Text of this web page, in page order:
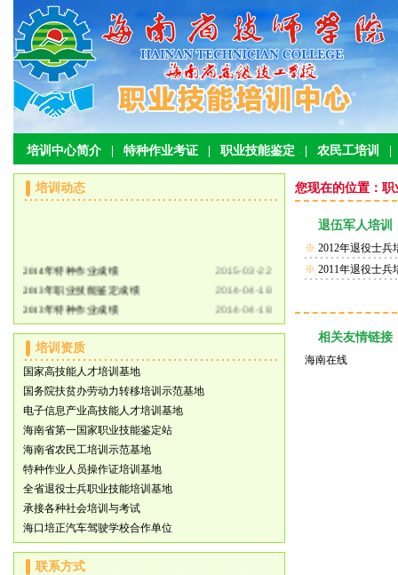
培训中心简介 特种作业考证 职业技能鉴定 农民工培训
培训动态
2014年特种作业成绩
2015-03-22
2013年职业技能鉴定成绩
2014-04-18
2013年特种作业成绩
2014-04-18
2012年特种作业成绩
2012-11-20
2011年特种作业成绩
2010年特种作业成绩
2010-07-07
培训资质
国家高技能人才培训基地
国务院扶贫办劳动力转移培训示范基地
电子信息产业高技能人才培训基地
海南省第一国家职业技能鉴定站
海南省农民工培训示范基地
特种作业人员操作证培训基地
全省退役士兵职业技能培训基地
承接各种社会培训与考试
海口培正汽车驾驶学校合作单位
联系方式
您现在的位置：
退伍军人培训
※ 2012年退役士兵
※ 2011年退役士兵
相关友情链接
海南在线